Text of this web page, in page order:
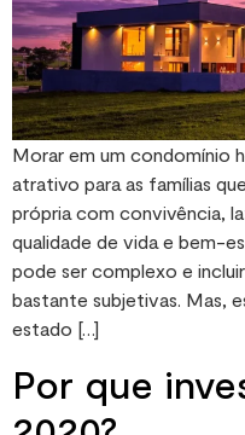
Morar em um condomínio
atrativo para as famílias
própria com convivência,
qualidade de vida e bem-
pode ser complexo e
bastante subjetivas. Mas,
estado […]
Por que